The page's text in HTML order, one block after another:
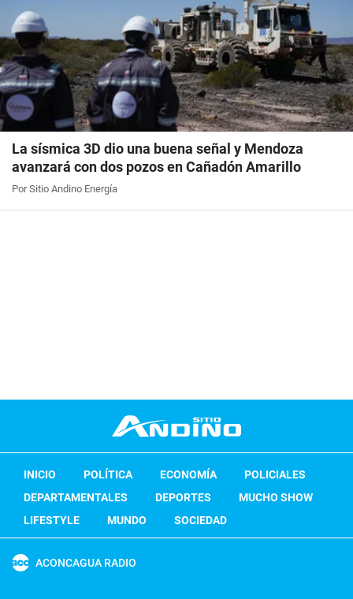
La sísmica 3D dio una buena señal y Mendoza
avanzará con dos pozos en Cañadón Amarillo
Por Sitio Andino Energía
INICIO POLÍTICA ECONOMÍA
POLICIALES
DEPARTAMENTALES
DEPORTES
MUCHO SHOW
LIFESTYLE
MUNDO SOCIEDAD
ACONCAGUA RADIO